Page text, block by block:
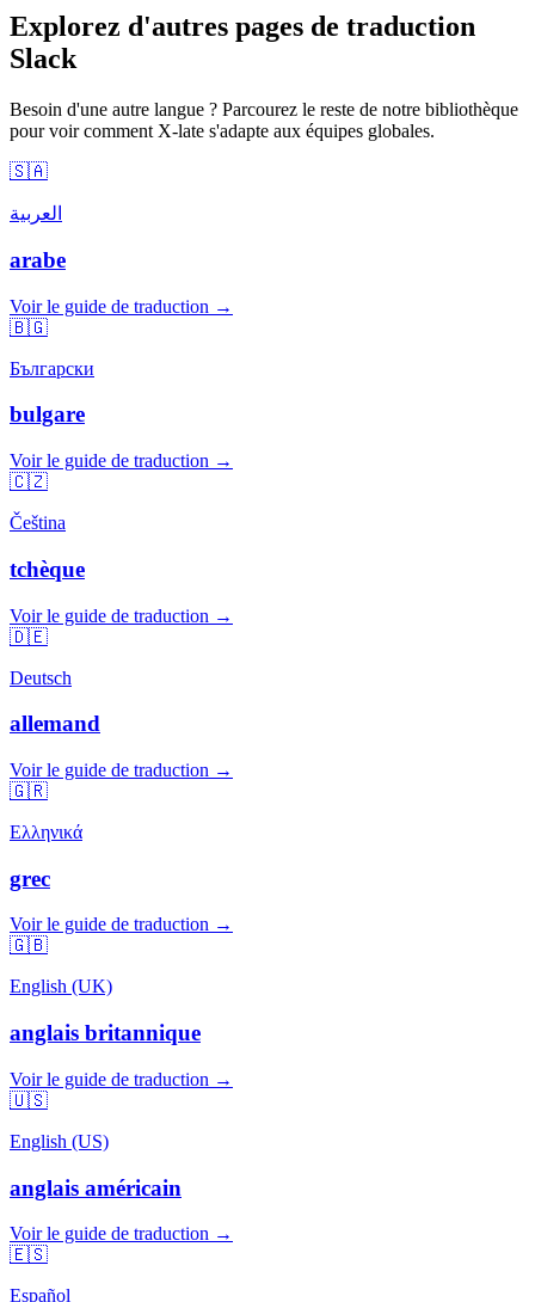
Explorez d'autres pages de traduction
Slack
Besoin d'une autre langue ? Parcourez le reste de notre bibliothèque
pour voir comment X-late s'adapte aux équipes globales.
🇸🇦
العربية
arabe
Voir le guide de traduction →
🇧🇬
Български
bulgare
Voir le guide de traduction →
🇨🇿
Čeština
tchèque
Voir le guide de traduction →
🇩🇪
Deutsch
allemand
Voir le guide de traduction →
🇬🇷
Ελληνικά
grec
Voir le guide de traduction →
🇬🇧
English (UK)
anglais britannique
Voir le guide de traduction →
🇺🇸
English (US)
anglais américain
Voir le guide de traduction →
🇪🇸
Español